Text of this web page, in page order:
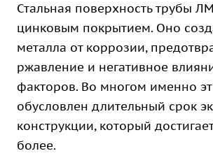
Стальная поверхность трубы
цинковым покрытием. Оно
металла от коррозии,
ржавление и негативное
факторов. Во многом именно
обусловлен длительный срок
конструкции, который
более.